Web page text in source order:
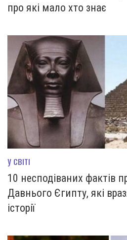
про які мало хто знає
У СВІТІ
10 несподіваних фактів
Давнього Єгипту, які
історії